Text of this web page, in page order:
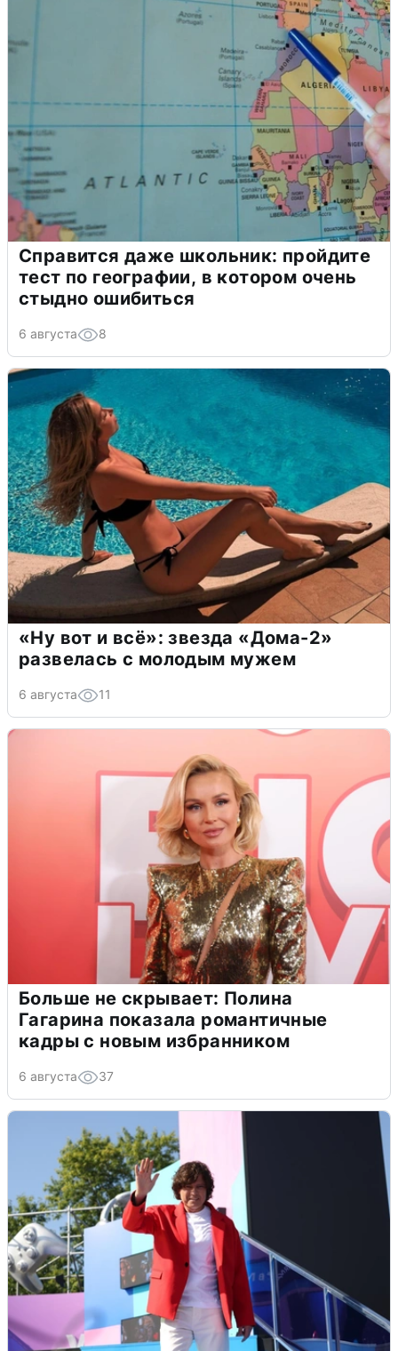
Справится даже школьник: пройдите
тест по географии, в котором очень
стыдно ошибиться
6 августа 8
«Ну вот и всё»: звезда «Дома-2»
развелась с молодым мужем
6 августа 11
Больше не скрывает: Полина
Гагарина показала романтичные
кадры с новым избранником
6 августа 37